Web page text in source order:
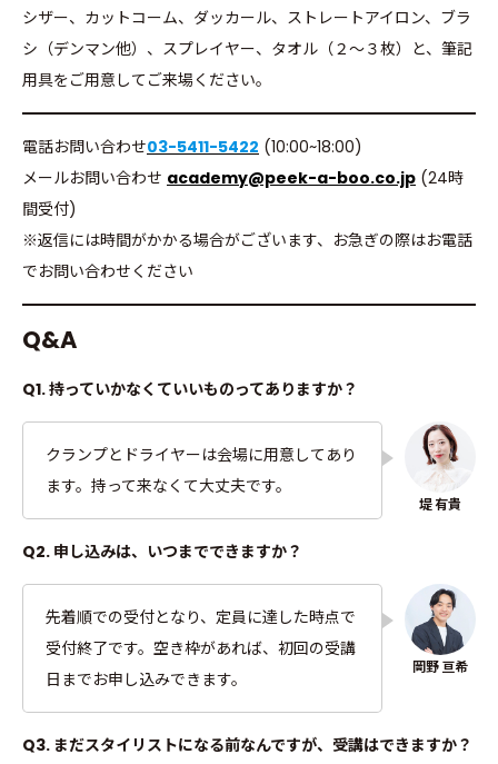
シザー、カットコーム、ダッカール、ストレートアイロン、ブラ
シ（デンマン他）、スプレイヤー、タオル（２～３枚）と、筆記
用具をご用意してご来場ください。
電話お問い合わせ03-5411-5422 (10:00~18:00)
メールお問い合わせ academy@peek-a-boo.co.jp (24時
間受付)
※返信には時間がかかる場合がございます、お急ぎの際はお電話
でお問い合わせください
Q&A
Q1. 持っていかなくていいものってありますか？
クランプとドライヤーは会場に用意してあり
ます。持って来なくて大丈夫です。
Q2. 申し込みは、いつまでできますか？
先着順での受付となり、定員に達した時点で
受付終了です。空き枠があれば、初回の受講
日までお申し込みできます。
Q3. まだスタイリストになる前なんですが、受講はできますか？